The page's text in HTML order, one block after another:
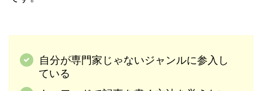
自分が専門家じゃないジャンルに参入し
ている